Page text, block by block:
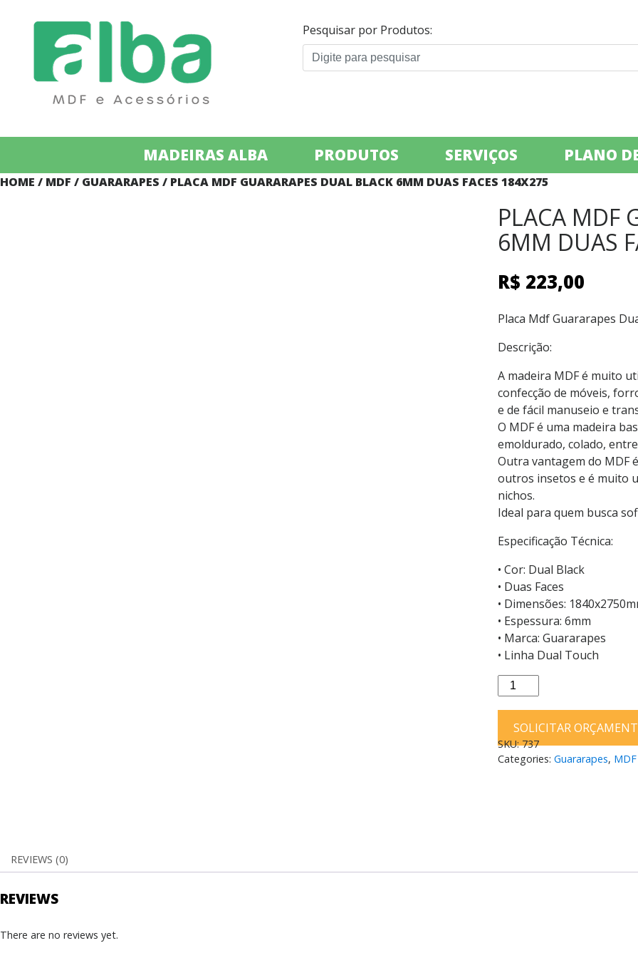
Pesquisar por Produtos:
MADEIRAS ALBA PRODUTOS SERVIÇOS PLANO
HOME / MDF / GUARARAPES / PLACA MDF GUARARAPES DUAL BLACK 6MM DUAS FACES 184X275
PLACA MDF
6MM DUAS
R$ 223,00
Placa Mdf Guararapes
Descrição:
A madeira MDF é muito
confecção de móveis,
e de fácil manuseio e
O MDF é uma madeira
emoldurado, colado,
Outra vantagem do MDF
outros insetos e é muito
nichos.
Ideal para quem busca
Especificação Técnica:
• Cor: Dual Black
• Duas Faces
• Dimensões:
• Espessura: 6mm
• Marca: Guararapes
• Linha Dual Touch
Placa
Mdf
Dual
Black
6mm
SOLICITAR
SKU:737
Categories: Guararapes, MDF
REVIEWS (0)
REVIEWS
There are no reviews yet.